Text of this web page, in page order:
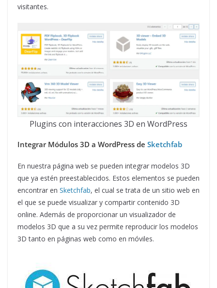
visitantes.
Plugins con interacciones 3D en WordPress
Integrar Módulos 3D a WordPress de Sketchfab
En nuestra página web se pueden integrar modelos 3D
que ya estén preestablecidos. Estos elementos se pueden
encontrar en Sketchfab, el cual se trata de un sitio web en
el que se puede visualizar y compartir contenido 3D
online. Además de proporcionar un visualizador de
modelos 3D que a su vez permite reproducir los modelos
3D tanto en páginas web como en móviles.